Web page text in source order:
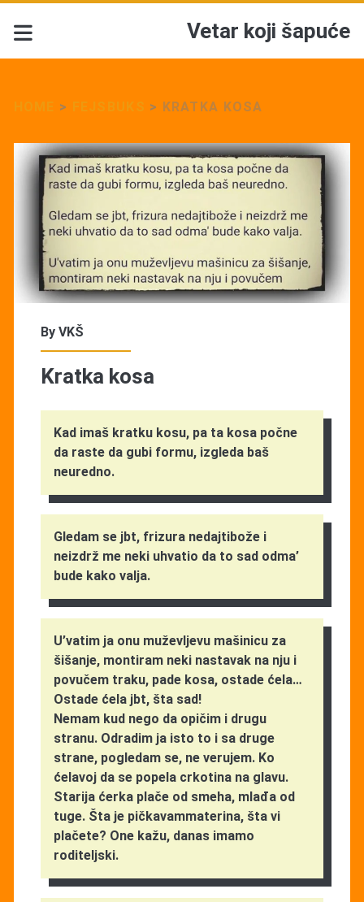
Vetar koji šapuće
> > KRATKA KOSA
By VKŠ
Kratka kosa
Kad imaš kratku kosu, pa ta kosa počne
da raste da gubi formu, izgleda baš
neuredno.
Gledam se jbt, frizura nedajtibože i
neizdrž me neki uhvatio da to sad odma’
bude kako valja.
U’vatim ja onu muževljevu mašinicu za
šišanje, montiram neki nastavak na nju i
povučem traku, pade kosa, ostade ćela…
Ostade ćela jbt, šta sad!
Nemam kud nego da opičim i drugu
stranu. Odradim ja isto to i sa druge
strane, pogledam se, ne verujem. Ko
ćelavoj da se popela crkotina na glavu.
Starija ćerka plače od smeha, mlađa od
tuge. Šta je pičkavammaterina, šta vi
plačete? One kažu, danas imamo
roditeljski.